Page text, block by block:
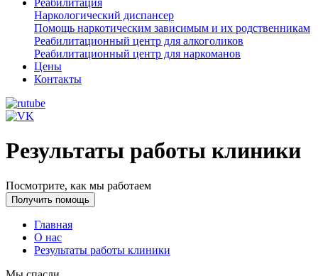
Реабилитация
Наркологический диспансер
Помощь наркотическим зависимым и их родственникам
Реабилитационный центр для алкоголиков
Реабилитационный центр для наркоманов
Цены
Контакты
Результаты работы клиники
Посмотрите, как мы работаем
Получить помощь
Главная
О нас
Результаты работы клиники